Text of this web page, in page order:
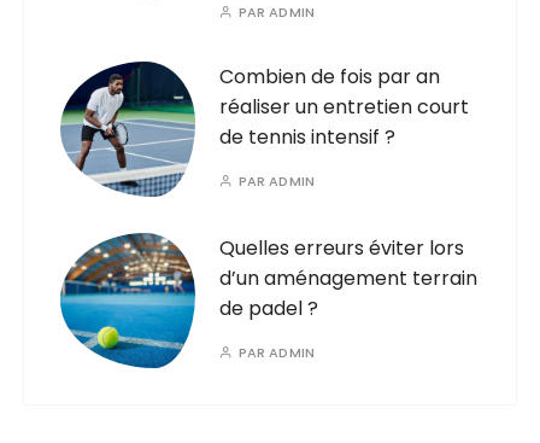
PARADMIN
Combien de fois par an
réaliser un entretien court
de tennis intensif ?
PARADMIN
Quelles erreurs éviter lors
d’un aménagement terrain
de padel ?
PARADMIN